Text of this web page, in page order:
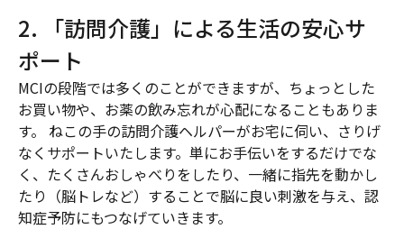
2. 「訪問介護」による生活の安心サ
ポート
MCIの段階では多くのことができますが、ちょっとした
お買い物や、お薬の飲み忘れが心配になることもありま
す。 ねこの手の訪問介護ヘルパーがお宅に伺い、さりげ
なくサポートいたします。単にお手伝いをするだけでな
く、たくさんおしゃべりをしたり、一緒に指先を動かし
たり（脳トレなど）することで脳に良い刺激を与え、認
知症予防にもつなげていきます。